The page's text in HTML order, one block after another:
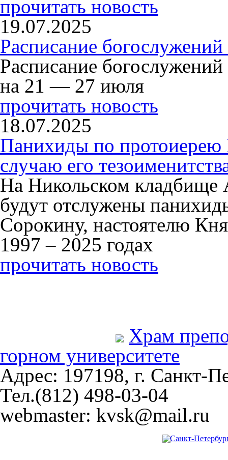
прочитать новость
19.07.2025
Расписание
Расписание
на 21 — 27 июля
прочитать новость
18.07.2025
Панихиды по
случаю его
На Никольском кладбище
будут отслужены
Сорокину, настоятелю
1997 – 2025 годах
прочитать новость
Храм
горном университете
Адрес: 197198, г. Санкт-
Тел.(812) 498-03-04
webmaster: kvsk@mail.ru